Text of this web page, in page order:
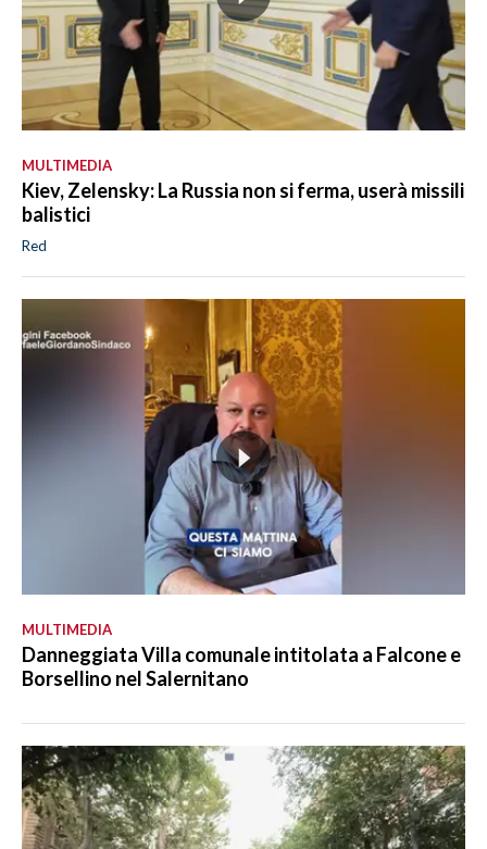
MULTIMEDIA
Kiev, Zelensky: La Russia non si ferma, userà missili
balistici
Red
MULTIMEDIA
Danneggiata Villa comunale intitolata a Falcone e
Borsellino nel Salernitano